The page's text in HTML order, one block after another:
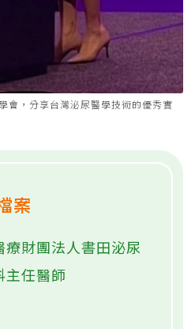
會，分享台灣泌尿醫學技術的優秀實
案
療財團法人書田泌尿
主任醫師